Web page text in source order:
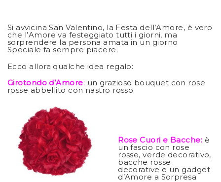
Si avvicina San Valentino, la Festa dell’Amore, è vero
che l’Amore va festeggiato tutti i giorni, ma
sorprendere la persona amata in un giorno
Speciale fa sempre piacere.
Ecco allora qualche idea regalo:
Girotondo d’Amore: un grazioso bouquet con rose
rosse abbellito con nastro rosso
Rose Cuori e Bacche: è
un fascio con rose
rosse, verde decorativo,
bacche rosse
decorative e un gadget
d’Amore a Sorpresa